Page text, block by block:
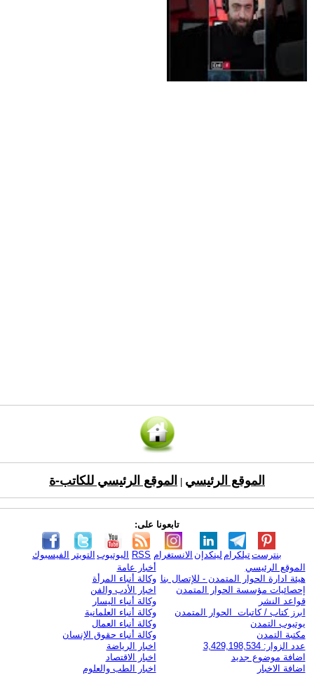
الموقع الرئيسي الموقع الرئيسي للكاتب-ة
تابعونا على:
الفيسبوك التويتر اليوتيوب RSS الانستغرام لينكدإن تيلكرامبنترست
الموقع الرئيسي
هيئة ادارة الحوار المتمدن - للإتصال بنا
إحصائيات مؤسسة الحوار المتمدن
قواعد النشر
ابرز كتاب / كاتبات الحوار المتمدن
يوتيوب التمدن
مكتبة التمدن
عدد الزوار: 3,429,198,534
اضافة موضوع جديد
اضافة الاخبار
أخبار عامة
وكالة أنباء المرأة
اخبار الأدب والفن
وكالة أنباء اليسار
وكالة أنباء العلمانية
وكالة أنباء العمال
وكالة أنباء حقوق الإنسان
اخبار الرياضة
اخبار الاقتصاد
اخبار الطب والعلوم